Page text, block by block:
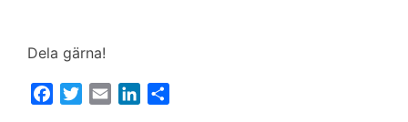
Dela gärna!